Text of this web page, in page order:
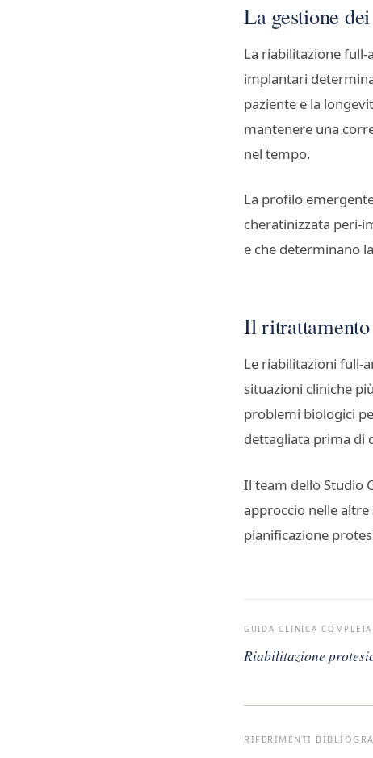
La gestione
La riabilitazione
implantari
paziente e la
mantenere una
nel tempo.
La profilo
cheratinizzata peri-
e che determinano
Il
Le riabilitazioni full-
situazioni cliniche
problemi biologici
dettagliata prima di
Il team dello Studio
approccio nelle altre
pianificazione
GUIDA CLINICA COMPLETA
Riabilitazione
RIFERIMENTI